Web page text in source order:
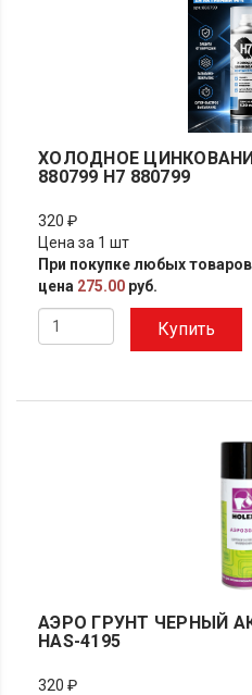
ХОЛОДНОЕ
880799 H7 880799
320 ₽
Цена за 1 шт
При покупке любых
цена 275.00 руб.
Купить
АЭРО ГРУНТ ЧЕРНЫЙ
HAS-4195
320 ₽